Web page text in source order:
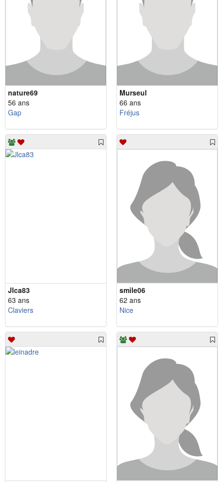
nature69
56 ans
Gap
Murseul
66 ans
Fréjus
Jlca83
63 ans
Claviers
smile06
62 ans
Nice